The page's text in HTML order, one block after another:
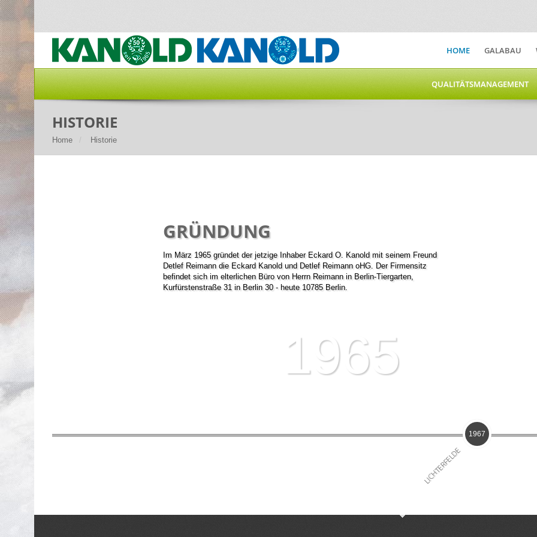
HOME GALABAU
QUALITÄTSMANAGEMENT
HISTORIE
Home Historie
1965
GRÜNDUNG
Im März 1965 gründet der jetzige Inhaber Eckard O. Kanold mit seinem Freund
Detlef Reimann die Eckard Kanold und Detlef Reimann oHG. Der Firmensitz
befindet sich im elterlichen Büro von Herrn Reimann in Berlin-Tiergarten,
Kurfürstenstraße 31 in Berlin 30 - heute 10785 Berlin.
1967
LICHTERFELDE